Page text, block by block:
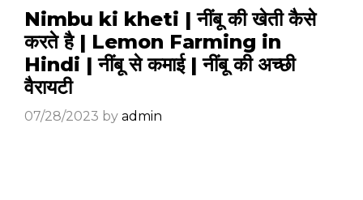
Nimbu ki kheti | नींबू की खेती कैसे
करते है | Lemon Farming in
Hindi | नींबू से कमाई | नींबू की अच्छी
वैरायटी
07/28/2023 by admin